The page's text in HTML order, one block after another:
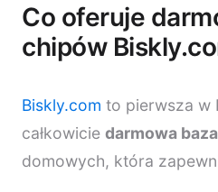
Co oferuje
chipów
Biskly.com to pierwsza w
całkowicie darmowa
domowych, która